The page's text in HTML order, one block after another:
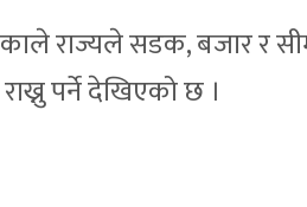
राज्यले सडक, बजार र
पर्ने देखिएको छ ।